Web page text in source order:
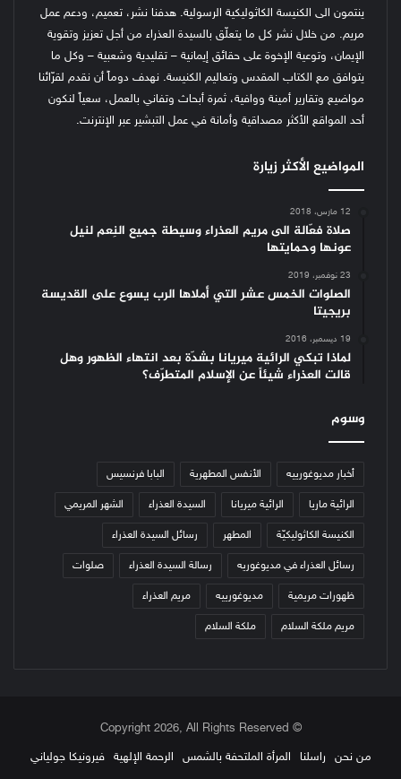
ينتمون الى الكنيسة الكاثوليكية الرسولية. هدفنا نشر، تعميم، ودعم عمل
مريم. من خلال نشر كل ما يتعلّق بالسيدة العذراء من أجل تعزيز وتقوية
الإيمان، وتوعية الإخوة على حقائق إيمانية – تقليدية وشعبية – وكل ما
يتوافق مع الكتاب المقدس وتعاليم الكنيسة. نهدف دوماً أن نقدم لقرّائنا
مواضيع وتقارير أمينة ووافية، ثمرة أبحاث وتفاني بالعمل، سعياً لنكون
أحد المواقع الأكثر مصداقية وأمانة في عمل التبشير عبر الإنترنت.
المواضيع الأكثر زيارة
12 مارس، 2018
صلاة فعّالة الى مريم العذراء وسيطة جميع النِعم لنيل
عونها وحمايتها
23 نوفمبر، 2019
الصلوات الخمس عشر التي أملاها الرب يسوع على القديسة
بريجيتا
19 ديسمبر، 2016
لماذا تبكي الرائية ميريانا بشدّة بعد انتهاء الظهور وهل
قالت العذراء شيئاً عن الإسلام المتطرّف؟
وسوم
أخبار مديوغورييه الأنفس المطهرية البابا فرنسيس
الرائية ماريا الرائية ميريانا السيدة العذراء الشهر المريمي
الكنيسة الكاثوليكيّة المطهر رسائل السيدة العذراء
رسائل العذراء في مديوغوريه رسالة السيدة العذراء صلوات
ظهورات مريمية مديوغورييه مريم العذراء
مريم ملكة السلام ملكة السلام
© Copyright 2026, All Rights Reserved
من نحن
راسلنا المرأة الملتحفة بالشمس الرحمة الإلهية فيرونيكا جولياني